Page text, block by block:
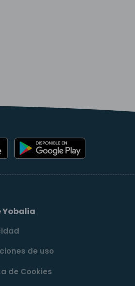
Yobalia
de uso
de Cookies